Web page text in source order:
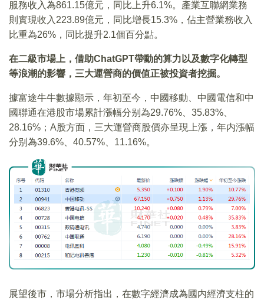
服務收入為861.15億元，同比上升6.1%。產業互聯網業務
則實現收入223.89億元，同比增長15.3%，佔主營業務收入
比重為26%，同比提升2.1個百分點。
在二級市場上，借助ChatGPT帶動的算力以及數字化轉型
等浪潮的影響，三大運營商的價值正被投資者挖掘。
據富途牛牛數據顯示，年初至今，中國移動、中國電信和中
國聯通在港股市場累計漲幅分别為29.76%、35.83%、
28.16%；A股方面，三大運營商股價亦呈現上漲，年内漲幅
分别為39.6%、40.57%、11.16%。
展望後市，市場分析指出，在數字經濟成為國内經濟支柱的